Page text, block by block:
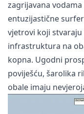
zagrijavana
entuzijastične
vjetrovi koji stvaraju
infrastruktura na
kopna. Ugodni
poviješću, šarolika
obale imaju